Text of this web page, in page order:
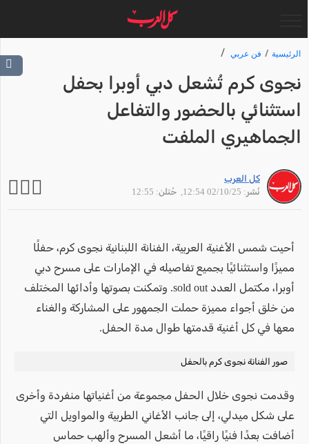
الرئيسية فن عربي
نجوى كرم تُشعل دبي أوبرا بحفل
استثنائي بالحضور والتفاعل
الجماهيري الملفت
كل العرب
نُشر: 02/10/25 12:54
, حُتلن: 12:55
أحيت شمس الأغنية العربية، الفنانة اللبنانية نجوى كرم، حفلًا
مميزًا واستثنائيًا بجميع تفاصيله في الإمارات على مسرح دبي
أوبرا، مكتمل العدد sold out. وتمكنت بصوتها وأدائها المختلف
من خلق أجواء مميزة حملت الجمهور على المشاركة والغناء
معها في كل أغنية قدمتها طوال مدة الحفل.
صور الفنانة نجوى كرم بالحفل
وقدمت نجوى خلال الحفل مجموعة من أغنياتها منفردة وأخرى
على شكل ميدلي، إلى جانب الأغاني الطربية والمواويل التي
أضافت بعدًا فنيًا راقيًا، ما أشعل المسرح وألهب حماس